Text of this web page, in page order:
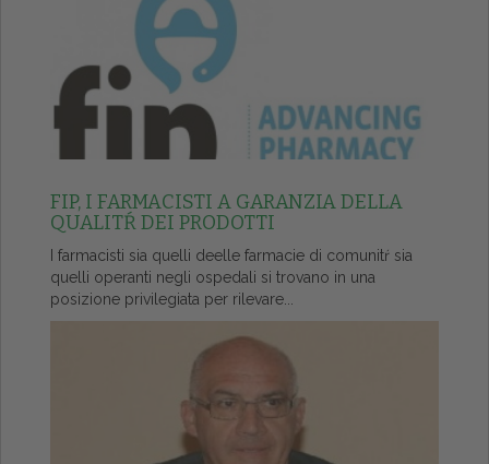
FIP, I FARMACISTI A GARANZIA DELLA
QUALITŔ DEI PRODOTTI
I farmacisti sia quelli deelle farmacie di comunitŕ sia
quelli operanti negli ospedali si trovano in una
posizione privilegiata per rilevare...